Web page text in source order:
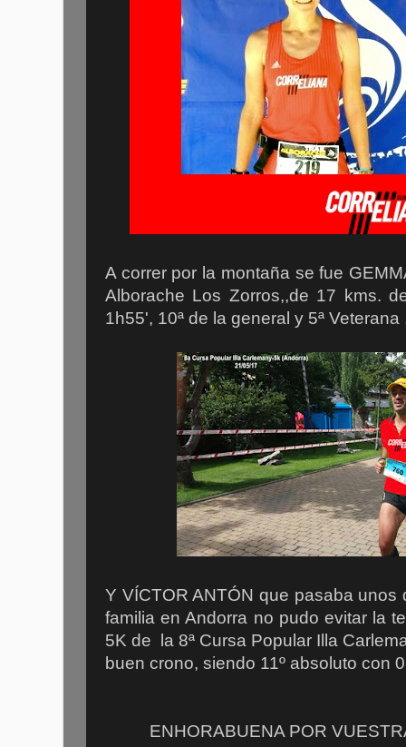
A correr por la montaña se fue
Alborache Los Zorros,,de 17 kms.
1h55', 10ª de la general y 5ª Veterana
Y VÍCTOR ANTÓN que pasaba
familia en Andorra no pudo evitar la
5K de la 8ª Cursa Popular Illa
buen crono, siendo 11º absoluto con
ENHORABUENA POR